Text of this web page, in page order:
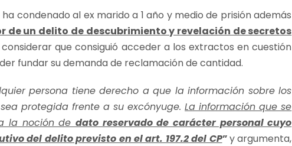
condenado al ex marido a 1 año y medio de prisión además
de un delito de descubrimiento y revelación de secretos
que consiguió acceder a los extractos en cuestión
fundar su demanda de reclamación de cantidad.
persona tiene derecho a que la información sobre los
protegida frente a su excónyuge.La información que se
la noción de dato reservado de carácter personal cuyo
del delito previsto en el art. 197.2 del CP”y argumenta,